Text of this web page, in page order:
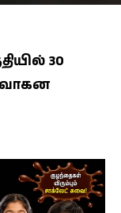
30
வாகன